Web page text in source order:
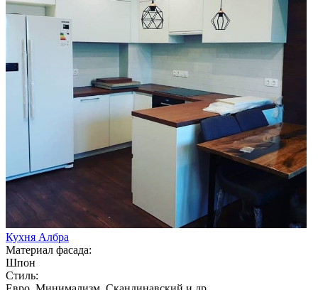
Кухня Албра
Материал фасада:
Шпон
Стиль: